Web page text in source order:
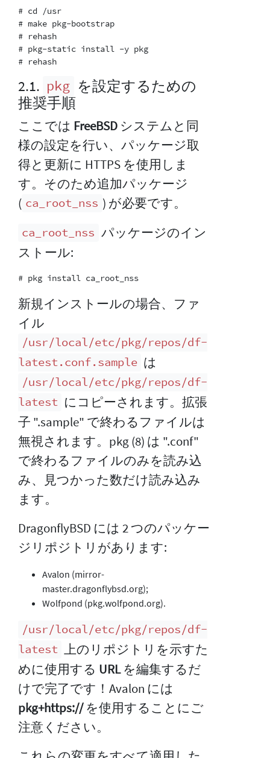
# cd /usr
# make pkg-bootstrap
# rehash
# pkg-static install -y pkg
2.1. pkg を設定するための
推奨手順
ここでは FreeBSD システムと同
様の設定を行い、パッケージ取
得と更新に HTTPS を使用しま
す。そのため追加パッケージ
( ca_root_nss ) が必要です。
ca_root_nss パッケージのイン
ストール:
新規インストールの場合、ファ
イル
/usr/local/etc/pkg/repos/df-
latest.conf.sample は
/usr/local/etc/pkg/repos/df-
latest にコピーされます。拡張
子 ".sample" で終わるファイルは
無視されます。pkg (8) は ".conf"
で終わるファイルのみを読み込
み、見つかった数だけ読み込み
ます。
DragonflyBSD には 2 つのパッケー
ジリポジトリがあります:
Avalon (mirror-
master.dragonflybsd.org);
Wolfpond (pkg.wolfpond.org).
/usr/local/etc/pkg/repos/df-
latest 上のリポジトリを示すた
めに使用する URLを編集するだ
けで完了です！Avalon には
pkg+https://を使用することにご
注意ください。